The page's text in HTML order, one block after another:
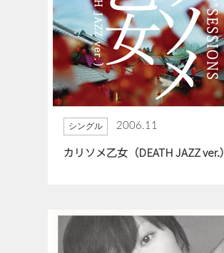
シングル 2006.11
カリソメ乙女（DEATH JAZZ ver.）